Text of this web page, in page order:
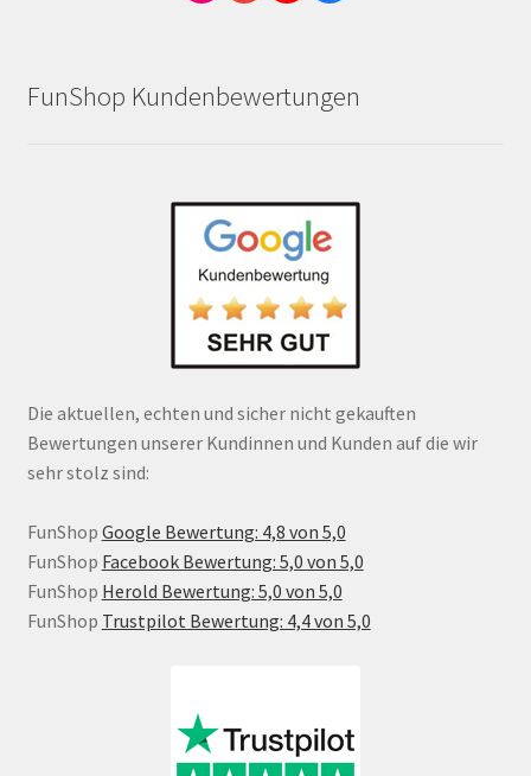
FunShop Kundenbewertungen
Die aktuellen, echten und sicher nicht gekauften
Bewertungen unserer Kundinnen und Kunden auf die wir
sehr stolz sind:
FunShop Google Bewertung: 4,8 von 5,0
FunShop Facebook Bewertung: 5,0 von 5,0
FunShop Herold Bewertung: 5,0 von 5,0
FunShop Trustpilot Bewertung: 4,4 von 5,0